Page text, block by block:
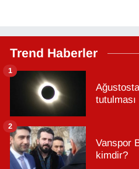
Trend Haberler
tutulması
1
Vanspor
kimdir?
2